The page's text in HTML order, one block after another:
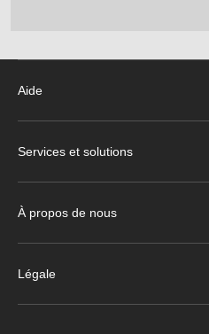
Aide
Services et solutions
À propos de nous
Légale